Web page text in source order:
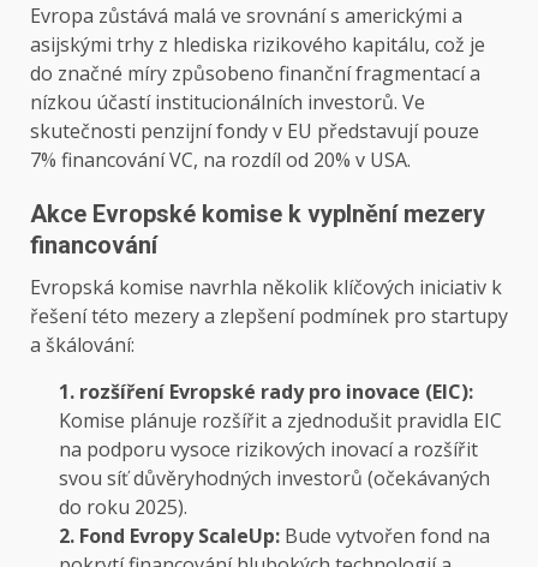
Evropa zůstává malá ve srovnání s americkými a
asijskými trhy z hlediska rizikového kapitálu, což je
do značné míry způsobeno finanční fragmentací a
nízkou účastí institucionálních investorů. Ve
skutečnosti penzijní fondy v EU představují pouze
7% financování VC, na rozdíl od 20% v USA.
Akce Evropské komise k vyplnění mezery
financování
Evropská komise navrhla několik klíčových iniciativ k
řešení této mezery a zlepšení podmínek pro startupy
a škálování:
1. rozšíření Evropské rady pro inovace (EIC):
Komise plánuje rozšířit a zjednodušit pravidla EIC
na podporu vysoce rizikových inovací a rozšířit
svou síť důvěryhodných investorů (očekávaných
do roku 2025).
2. Fond Evropy ScaleUp: Bude vytvořen fond na